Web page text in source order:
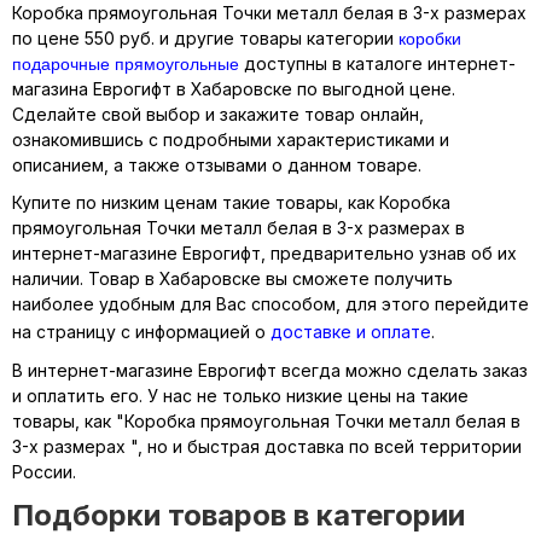
Коробка прямоугольная Точки металл белая в 3-х размерах
по цене 550 руб. и другие товары категории коробки
подарочные прямоугольные доступны в каталоге интернет-
магазина Еврогифт в Хабаровске по выгодной цене.
Сделайте свой выбор и закажите товар онлайн,
ознакомившись с подробными характеристиками и
описанием, а также отзывами о данном товаре.
Купите по низким ценам такие товары, как Коробка
прямоугольная Точки металл белая в 3-х размерах в
интернет-магазине Еврогифт, предварительно узнав об их
наличии. Товар в Хабаровске вы сможете получить
наиболее удобным для Вас способом, для этого перейдите
на страницу с информацией о доставке и оплате.
В интернет-магазине Еврогифт всегда можно сделать заказ
и оплатить его. У нас не только низкие цены на такие
товары, как "Коробка прямоугольная Точки металл белая в
3-х размерах ", но и быстрая доставка по всей территории
России.
Подборки товаров в категории